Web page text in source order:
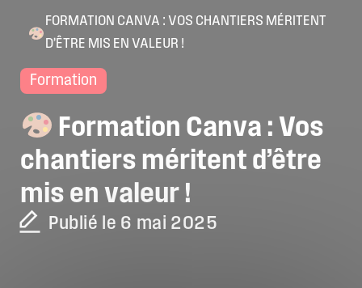
FORMATION CANVA : VOS CHANTIERS MÉRITENT
D’ÊTRE MIS EN VALEUR !
Formation
Formation Canva : Vos
chantiers méritent d’être
mis en valeur !
Publié le 6 mai 2025